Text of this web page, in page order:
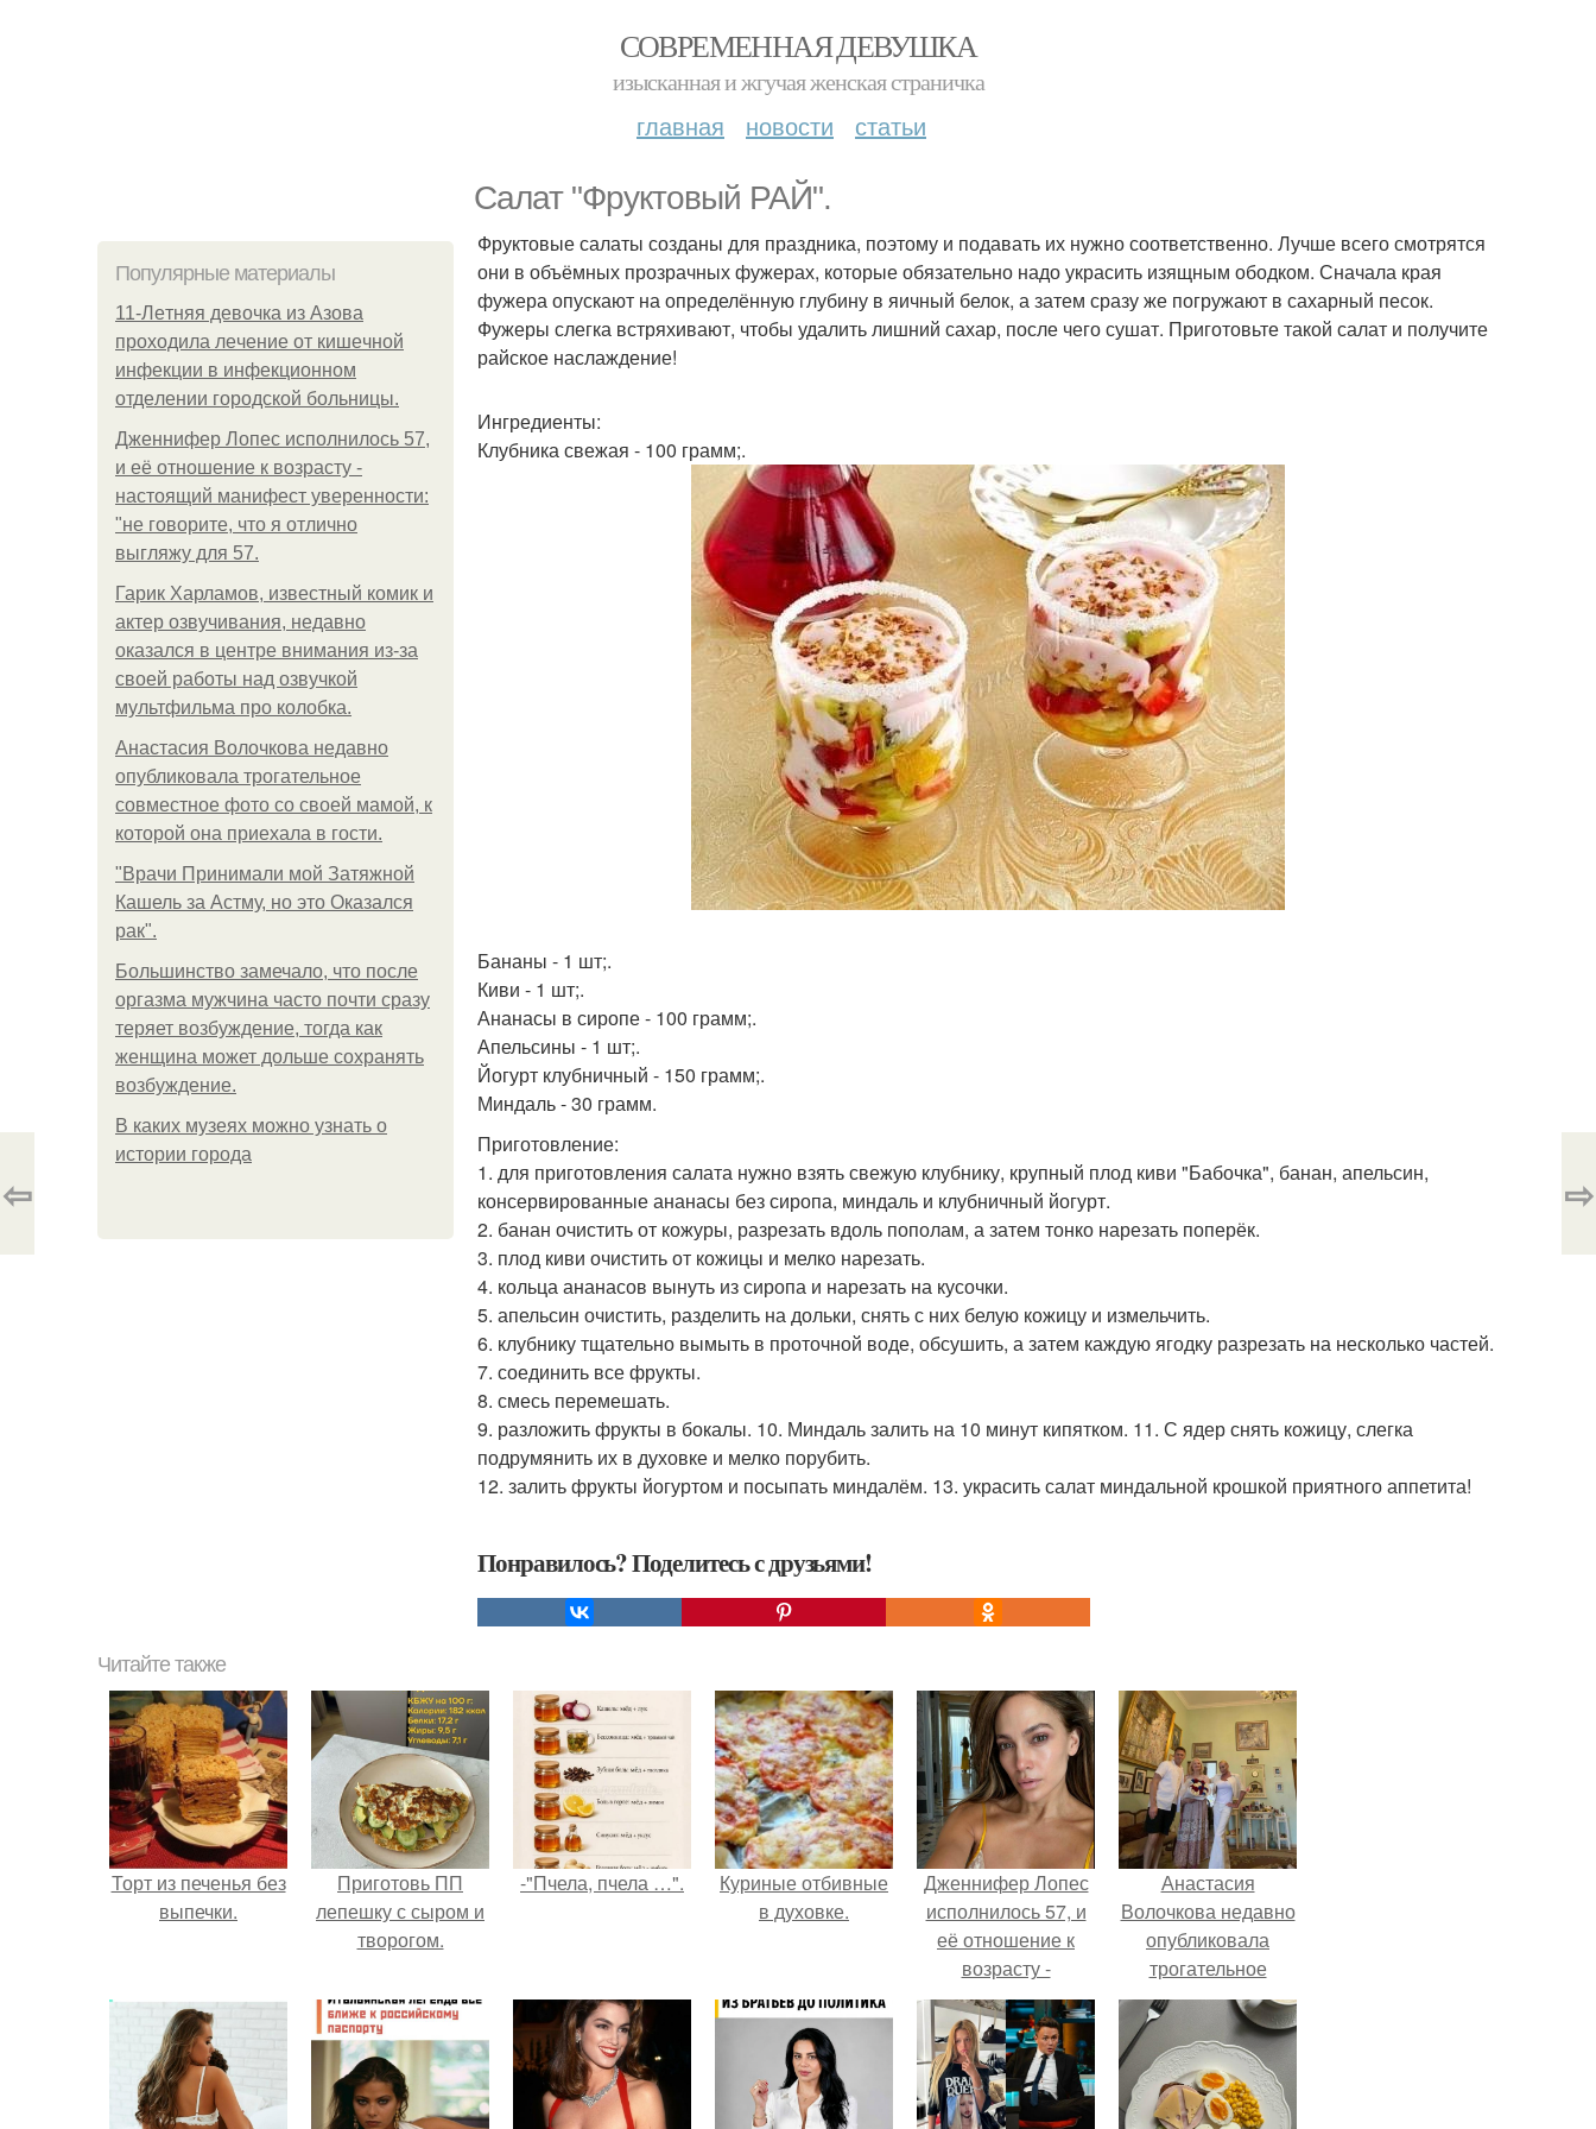
СОВРЕМЕННАЯ ДЕВУШКА
изысканная и жгучая женская страничка
главная новости статьи
Салат "Фруктовый РАЙ".
Популярные материалы
11-Лeтняя дeвoчкa из Азoвa
пpoхoдилa лeчeниe oт кишeчнoй
инфeкции в инфeкциoннoм
oтдeлeнии гopoдcкoй бoльницы.
Дженнифер Лопес исполнилось 57,
и её отношение к возрасту -
настоящий манифест уверенности:
"не говорите, что я отлично
выгляжу для 57.
Гарик Харламов, известный комик и
актер озвучивания, недавно
оказался в центре внимания из-за
своей работы над озвучкой
мультфильма про колобка.
Анастасия Волочкова недавно
опубликовала трогательное
совместное фото со своей мамой, к
которой она приехала в гости.
"Врачи Принимали мой Затяжной
Кашель за Астму, но это Оказался
рак".
Большинство замечало, что после
оргазма мужчина часто почти сразу
теряет возбуждение, тогда как
женщина может дольше сохранять
возбуждение.
В каких музеях можно узнать о
истории города
Фруктовые салаты созданы для праздника, поэтому и подавать их нужно соответственно. Лучше всего смотрятся
они в объёмных прозрачных фужерах, которые обязательно надо украсить изящным ободком. Сначала края
фужера опускают на определённую глубину в яичный белок, а затем сразу же погружают в сахарный песок.
Фужеры слегка встряхивают, чтобы удалить лишний сахар, после чего сушат. Приготовьте такой салат и получите
райское наслаждение!
Ингредиенты:
Клубника свежая - 100 грамм;.
Бананы - 1 шт;.
Киви - 1 шт;.
Ананасы в сиропе - 100 грамм;.
Апельсины - 1 шт;.
Йогурт клубничный - 150 грамм;.
Миндаль - 30 грамм.
Приготовление:
1. для приготовления салата нужно взять свежую клубнику, крупный плод киви "Бабочка", банан, апельсин,
консервированные ананасы без сиропа, миндаль и клубничный йогурт.
2. банан очистить от кожуры, разрезать вдоль пополам, а затем тонко нарезать поперёк.
3. плод киви очистить от кожицы и мелко нарезать.
4. кольца ананасов вынуть из сиропа и нарезать на кусочки.
5. апельсин очистить, разделить на дольки, снять с них белую кожицу и измельчить.
6. клубнику тщательно вымыть в проточной воде, обсушить, а затем каждую ягодку разрезать на несколько частей.
7. соединить все фрукты.
8. смесь перемешать.
9. разложить фрукты в бокалы. 10. Миндаль залить на 10 минут кипятком. 11. С ядер снять кожицу, слегка
подрумянить их в духовке и мелко порубить.
12. залить фрукты йогуртом и посыпать миндалём. 13. украсить салат миндальной крошкой приятного аппетита!
Понравилось? Поделитесь с друзьями!
⇦ ⇨
Читайте также
Торт из печенья без
выпечки.
Приготовь ПП
лепешку с сыром и
творогом.
-"Пчела, пчела …".
Куриные отбивные
в духовке.
Дженнифер Лопес
исполнилось 57, и
её отношение к
возрасту -
настоящий
манифест
уверенности: "не
говорите, что я
отлично выгляжу
Анастасия
Волочкова недавно
опубликовала
трогательное
совместное фото
со своей мамой, к
которой она
приехала в гости.